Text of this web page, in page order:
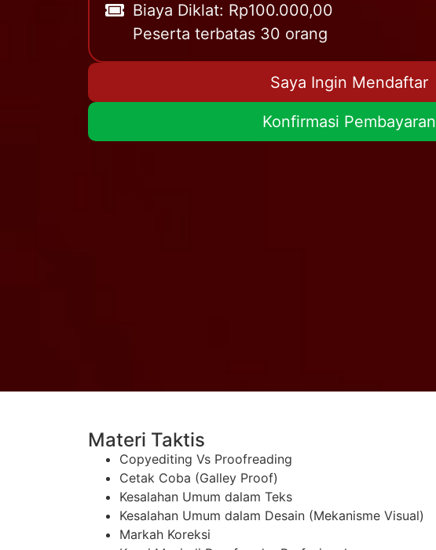
Biaya Diklat: Rp100.000,00
Peserta terbatas 30 orang
Saya Ingin Mendaftar
Konfirmasi Pembayaran
Materi Taktis
Copyediting Vs Proofreading
Cetak Coba (Galley Proof)
Kesalahan Umum dalam Teks
Kesalahan Umum dalam Desain (Mekanisme Visual)
Markah Koreksi